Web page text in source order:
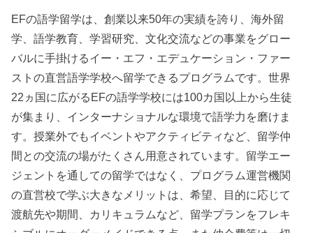
EFの語学留学は、創業以来50年の実績を誇り、海外留
学、語学教育、学習研究、文化交流などの事業をグロー
バルに手掛けるイー・エフ・エデュケーション・ファー
ストの直営語学学校へ留学できるプログラムです。世界
22ヵ国に広がるEFの語学学校には100カ国以上から生徒
が集まり、インターナショナルな環境で語学力を磨けま
す。授業外でもイベントやアクティビティなど、留学仲
間との交流の場がたくさん用意されています。留学エー
ジェントを通しての留学ではなく、プログラム運営機関
の直営校で学ぶ大きなメリットは、希望、目的に応じて
渡航先や期間、カリキュラムなど、留学プランをフレキ